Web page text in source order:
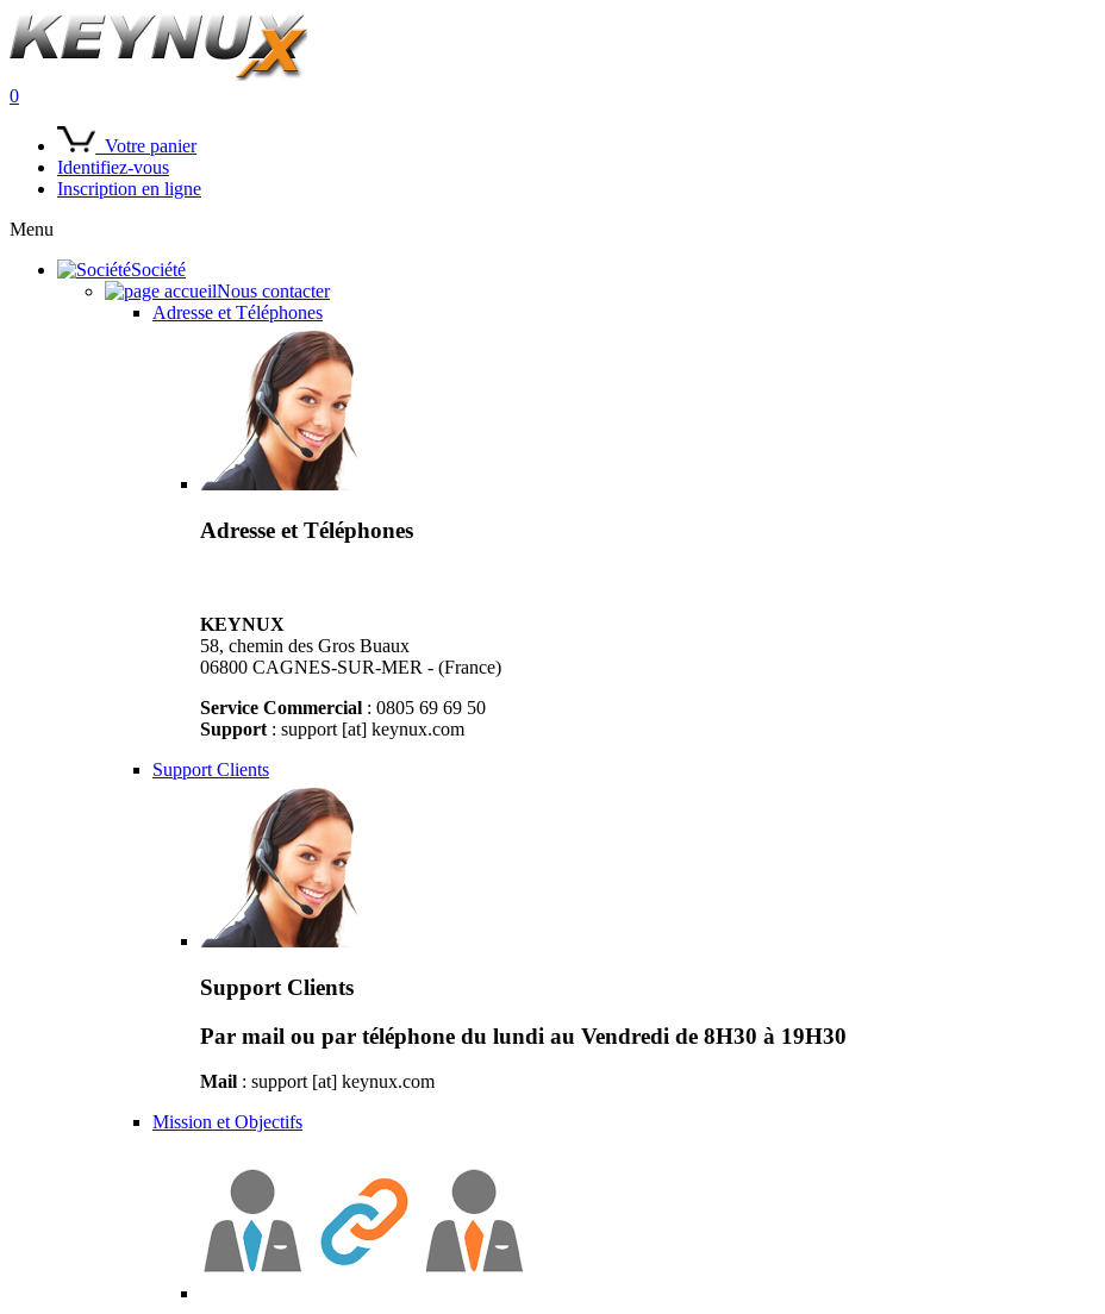
0
Votre panier
Identifiez-vous
Inscription en ligne
Menu
Société
Nous contacter
Adresse et Téléphones
Adresse et Téléphones
KEYNUX
58, chemin des Gros Buaux
06800 CAGNES-SUR-MER - (France)
Service Commercial : 0805 69 69 50
Support : support [at] keynux.com
Support Clients
Support Clients
Par mail ou par téléphone du lundi au Vendredi de 8H30 à 19H30
Mail : support [at] keynux.com
Mission et Objectifs